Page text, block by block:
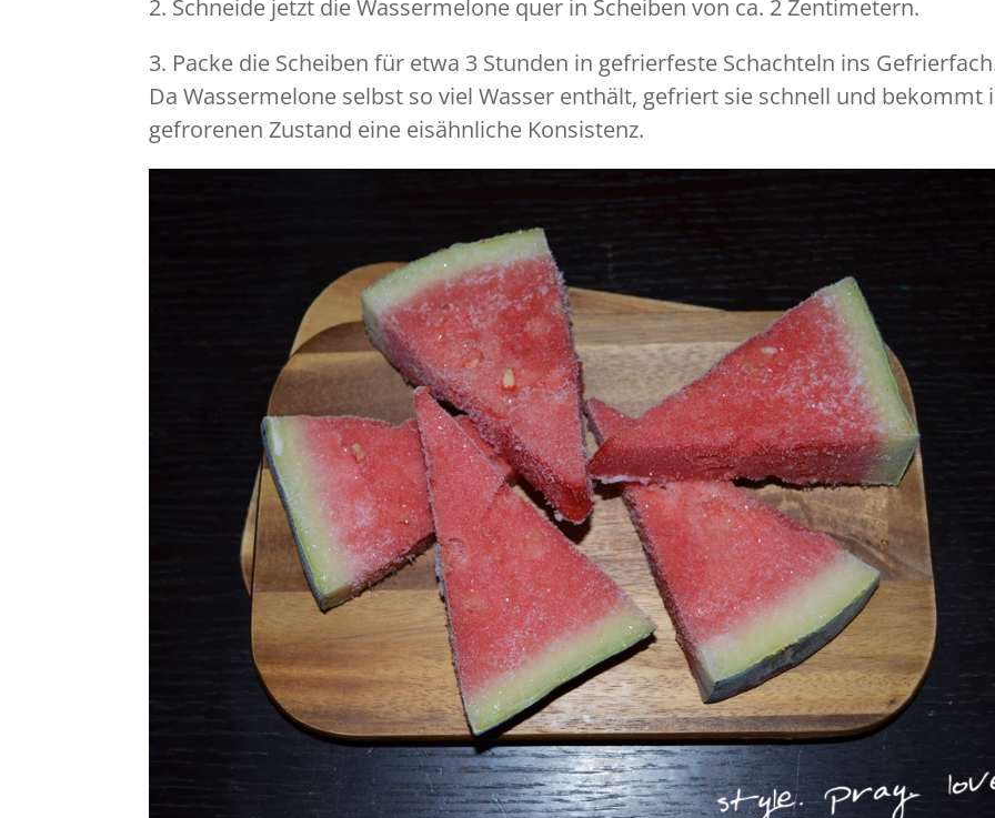
2. Schneide jetzt die Wassermelone quer in Scheiben von ca. 2 Zentimetern.
3. Packe die Scheiben für etwa 3 Stunden in gefrierfeste Schachteln ins
Da Wassermelone selbst so viel Wasser enthält, gefriert sie schnell und bekommt
gefrorenen Zustand eine eisähnliche Konsistenz.